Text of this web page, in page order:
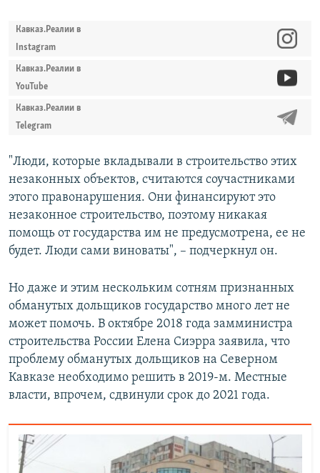
Кавказ.Реалии в
Instagram
Кавказ.Реалии в
YouTube
Кавказ.Реалии в
Telegram
"Люди, которые вкладывали в строительство этих
незаконных объектов, считаются соучастниками
этого правонарушения. Они финансируют это
незаконное строительство, поэтому никакая
помощь от государства им не предусмотрена, ее не
будет. Люди сами виноваты", – подчеркнул он.
Но даже и этим нескольким сотням признанных
обманутых дольщиков государство много лет не
может помочь. В октябре 2018 года замминистра
строительства России Елена Сиэрра заявила, что
проблему обманутых дольщиков на Северном
Кавказе необходимо решить в 2019-м. Местные
власти, впрочем, сдвинули срок до 2021 года.